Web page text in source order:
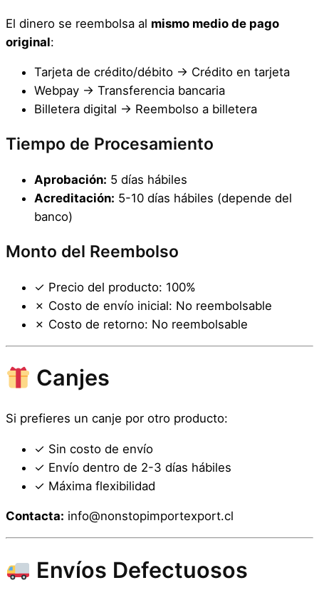
El dinero se reembolsa al mismo medio de pago
original:
Tarjeta de crédito/débito → Crédito en tarjeta
Webpay → Transferencia bancaria
Billetera digital → Reembolso a billetera
Tiempo de Procesamiento
Aprobación: 5 días hábiles
Acreditación: 5-10 días hábiles (depende del
banco)
Monto del Reembolso
✓ Precio del producto: 100%
✗ Costo de envío inicial: No reembolsable
✗ Costo de retorno: No reembolsable
Canjes
Si prefieres un canje por otro producto:
✓ Sin costo de envío
✓ Envío dentro de 2-3 días hábiles
✓ Máxima flexibilidad
Contacta: info@nonstopimportexport.cl
Envíos Defectuosos